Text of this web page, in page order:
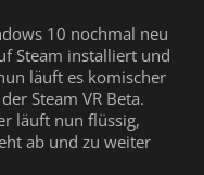
10 nochmal neu
Steam installiert und
läuft es komischer
Steam VR Beta.
läuft nun flüssig,
ab und zu weiter